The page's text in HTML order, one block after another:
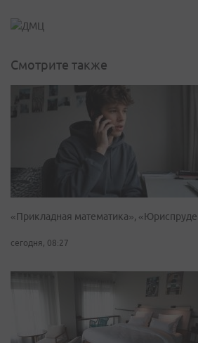
Смотрите также
«Прикладная математика»,
сегодня, 08:27